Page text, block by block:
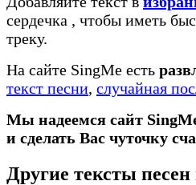
сердечка , чтобы иметь
треку.
На сайте SingMe есть
текст песни, случайная
Мы надеемся сайт
и сделать Вас чуточку
Другие тексты